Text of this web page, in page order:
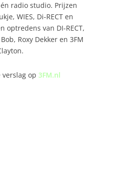
radio studio. Prijzen
WIES, Di-RECT en
optredens van DI-RECT,
Roxy Dekker en 3FM
op 3FM.nl